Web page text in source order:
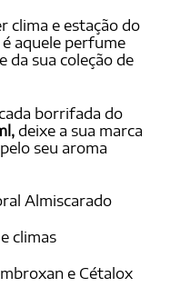
clima e estação do
é aquele perfume
sua coleção de
borrifada do
deixe a sua marca
seu aroma
Almiscarado
climas
e Cétalox